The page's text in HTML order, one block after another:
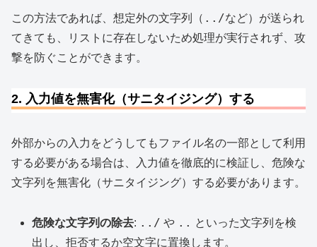
この方法であれば、想定外の文字列（ ../など）が送られ
てきても、リストに存在しないため処理が実行されず、攻
撃を防ぐことができます。
2. 入力値を無害化（サニタイジング）する
外部からの入力をどうしてもファイル名の一部として利用
する必要がある場合は、入力値を徹底的に検証し、危険な
文字列を無害化（サニタイジング）する必要があります。
危険な文字列の除去: ../ や .. といった文字列を検
出し、拒否するか空文字に置換します。